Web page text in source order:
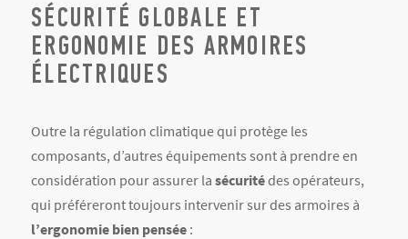
SÉCURITÉ GLOBALE ET
ERGONOMIE DES ARMOIRES
ÉLECTRIQUES
Outre la régulation climatique qui protège les
composants, d’autres équipements sont à prendre en
considération pour assurer la sécuritédes opérateurs,
qui préféreront toujours intervenir sur des armoires à
l’ergonomie bien pensée :